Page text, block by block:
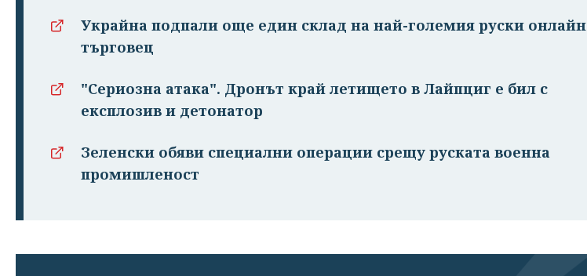
Украйна подпали още един склад на най-големия руски онлайн
търговец
"Сериозна атака". Дронът край летището в Лайпциг е бил с
експлозив и детонатор
Зеленски обяви специални операции срещу руската военна
промишленост